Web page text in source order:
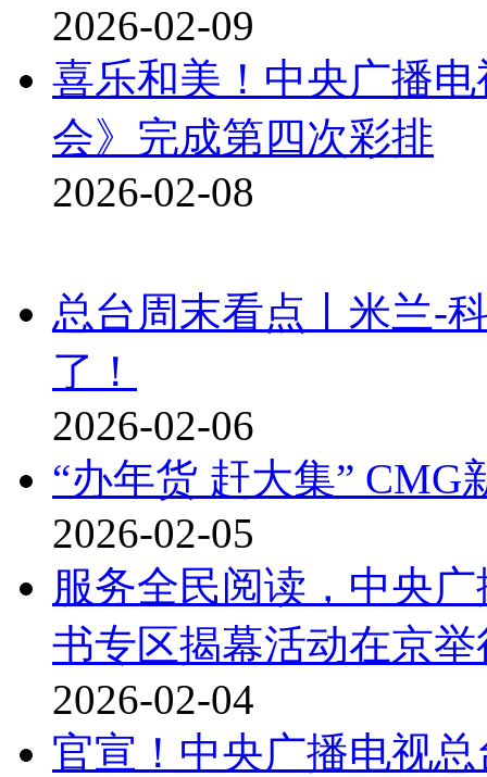
2026-02-09
喜乐和美！中央广播
会》完成第四次彩排
2026-02-08
总台周末看点丨米兰-
了！
2026-02-06
“办年货 赶大集” CMG
2026-02-05
服务全民阅读，中央
书专区揭幕活动在京举
2026-02-04
官宣！中央广播电视